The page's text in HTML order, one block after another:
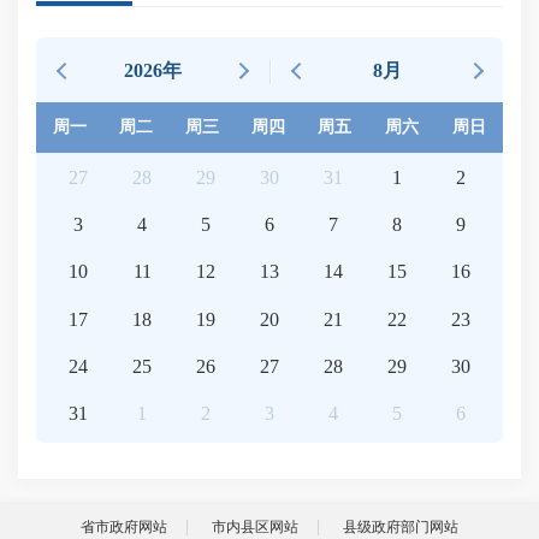
2026年 8月
周一 周二 周三 周四 周五 周六 周日
27 28 29 30 31 1 2
3 4 5 6 7 8 9
10 11 12 13 14 15 16
17 18 19 20 21 22 23
24 25 26 27 28 29 30
31 1 2 3 4 5 6
省市政府网站 市内县区网站 县级政府部门网站